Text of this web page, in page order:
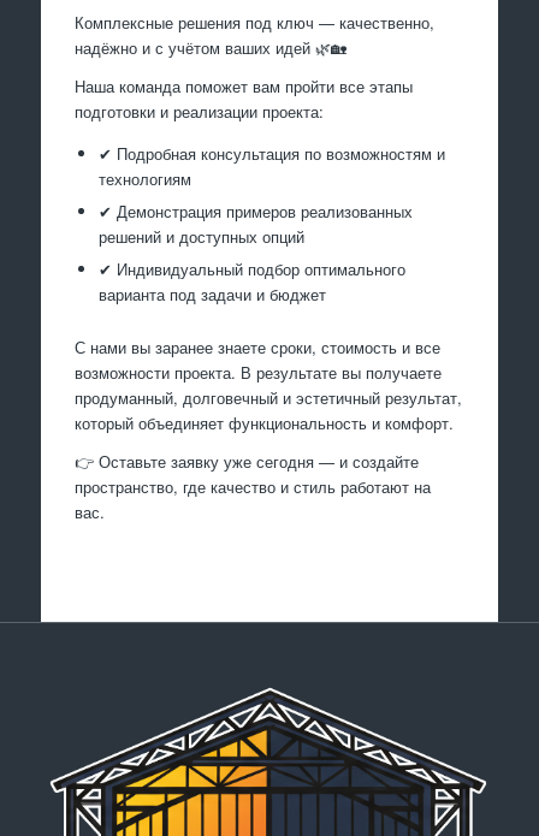
Комплексные решения под ключ — качественно,
надёжно и с учётом ваших идей 🌿🏡
Наша команда поможет вам пройти все этапы
подготовки и реализации проекта:
✔ Подробная консультация по возможностям и
технологиям
✔ Демонстрация примеров реализованных
решений и доступных опций
✔ Индивидуальный подбор оптимального
варианта под задачи и бюджет
С нами вы заранее знаете сроки, стоимость и все
возможности проекта. В результате вы получаете
продуманный, долговечный и эстетичный результат,
который объединяет функциональность и комфорт.
👉 Оставьте заявку уже сегодня — и создайте
пространство, где качество и стиль работают на
вас.